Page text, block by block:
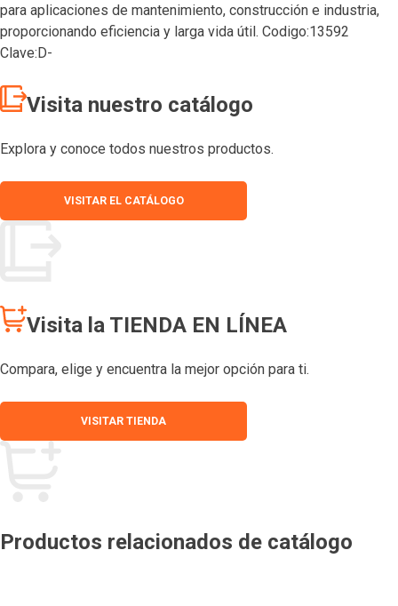
para aplicaciones de mantenimiento, construcción e industria,
proporcionando eficiencia y larga vida útil. Codigo:13592
Clave:D-
Visita nuestro catálogo
Explora y conoce todos nuestros productos.
VISITAR EL CATÁLOGO
Visita la TIENDA EN LÍNEA
Compara, elige y encuentra la mejor opción para ti.
VISITAR TIENDA
Productos relacionados de catálogo